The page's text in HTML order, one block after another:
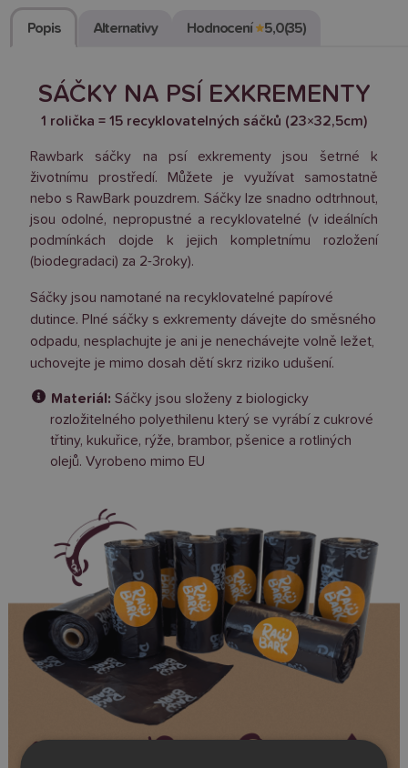
Popis Alternativy Hodnocení ★5,0(35)
SÁČKY NA PSÍ EXKREMENTY
1 rolička = 15 recyklovatelných sáčků (23×32,5cm)
Rawbark sáčky na psí exkrementy jsou šetrné k
životnímu prostředí. Můžete je využívat samostatně
nebo s RawBark pouzdrem. Sáčky lze snadno odtrhnout,
jsou odolné, nepropustné a recyklovatelné (v ideálních
podmínkách dojde k jejich kompletnímu rozložení
(biodegradaci) za 2-3roky).
Sáčky jsou namotané na recyklovatelné papírové
dutince. Plné sáčky s exkrementy dávejte do směsného
odpadu, nesplachujte je ani je nenechávejte volně ležet,
uchovejte je mimo dosah dětí skrz riziko udušení.
Materiál: Sáčky jsou složeny z biologicky
rozložitelného polyethilenu který se vyrábí z cukrové
třtiny, kukuřice, rýže, brambor, pšenice a rotliných
olejů. Vyrobeno mimo EU